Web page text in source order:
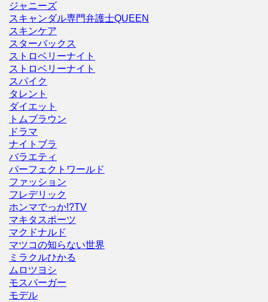
ジャニーズ
スキャンダル専門弁護士QUEEN
スキンケア
スターバックス
ストロベリーナイト
ストロベリーナイト
スパイク
タレント
ダイエット
トムブラウン
ドラマ
ナイトブラ
バラエティ
パーフェクトワールド
ファッション
フレデリック
ホンマでっか!?TV
マキタスポーツ
マクドナルド
マツコの知らない世界
ミラクルひかる
ムロツヨシ
モスバーガー
モデル